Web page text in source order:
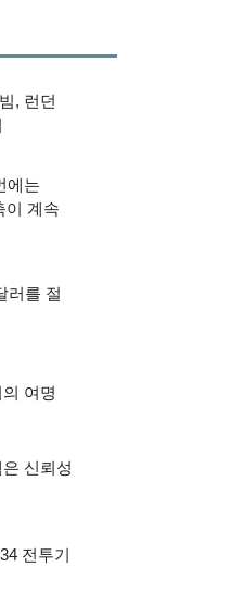
, 런던
에는
이 계속
러를 절
여명
신뢰성
전투기